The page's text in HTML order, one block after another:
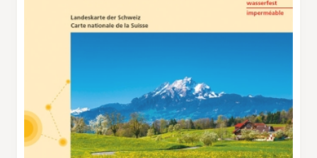
Strasse handelt es sich um das ehemalige
Bahntrassee der Rigi‑Scheidegg‑Bahn, die in
Stützmauern. Als letztes Highlight der
Wanderung wartet bei First ein Felsenweg, der
zwar mit Geländern gesichert ist; dennoch ist
ein gewisses Mass an Vorsicht erforderlich. Ein
Teersträsschen führt nach Rigi Kaltbad, wo die